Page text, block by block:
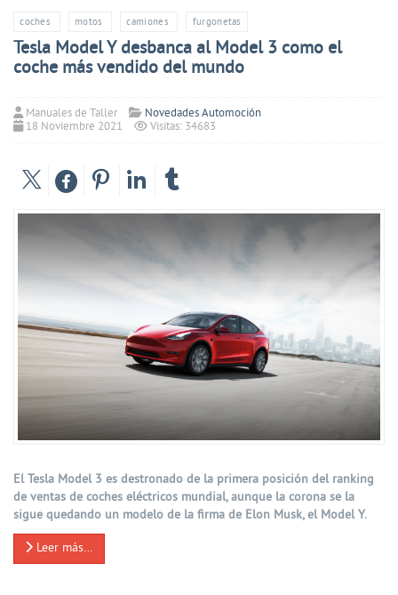
coches motos camiones furgonetas
Tesla Model Y desbanca al Model 3 como el
coche más vendido del mundo
Manuales de Taller
Novedades Automoción
18 Noviembre 2021
Visitas: 34683
El Tesla Model 3 es destronado de la primera posición del ranking
de ventas de coches eléctricos mundial, aunque la corona se la
sigue quedando un modelo de la firma de Elon Musk, el Model Y.
Leer más…